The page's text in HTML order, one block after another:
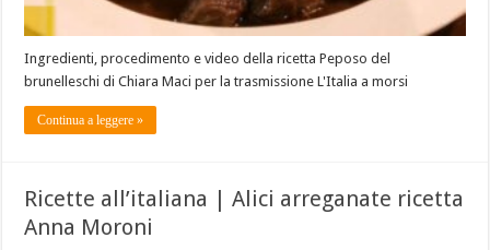
Ingredienti, procedimento e video della ricetta Peposo del
brunelleschi di Chiara Maci per la trasmissione L'Italia a morsi
Continua a leggere »
Ricette all’italiana | Alici arreganate ricetta
Anna Moroni